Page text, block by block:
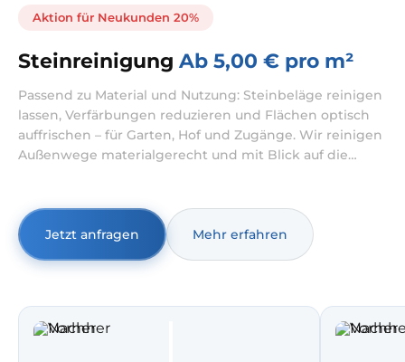
Aktion für Neukunden 20%
Steinreinigung Ab 5,00 € pro m²
Passend zu Material und Nutzung: Steinbeläge reinigen
lassen, Verfärbungen reduzieren und Flächen optisch
auffrischen – für Garten, Hof und Zugänge. Wir reinigen
Außenwege materialgerecht und mit Blick auf die
stimmen wir Verfahren und Mittel auf Steinart und
Zustand ab.
Jetzt anfragen Mehr erfahren